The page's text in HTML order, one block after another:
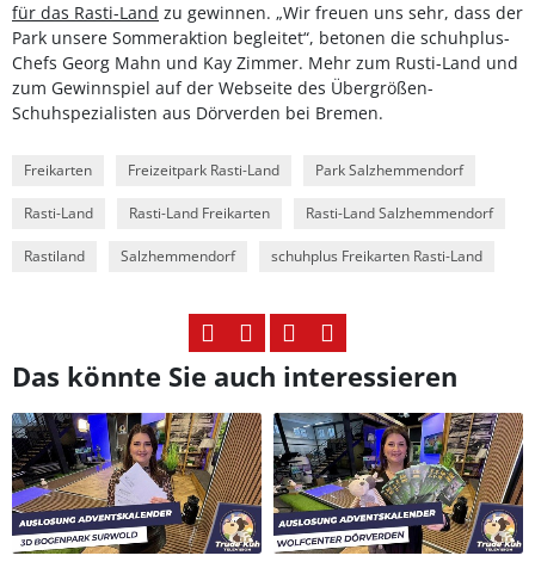
für das Rasti-Land zu gewinnen. „Wir freuen uns sehr, dass der
Park unsere Sommeraktion begleitet“, betonen die schuhplus-
Chefs Georg Mahn und Kay Zimmer. Mehr zum Rusti-Land und
zum Gewinnspiel auf der Webseite des Übergrößen-
Schuhspezialisten aus Dörverden bei Bremen.
Freikarten Freizeitpark Rasti-Land Park Salzhemmendorf
Rasti-Land Rasti-Land Freikarten Rasti-Land Salzhemmendorf
Rastiland Salzhemmendorf schuhplus Freikarten Rasti-Land
Das könnte Sie auch interessieren